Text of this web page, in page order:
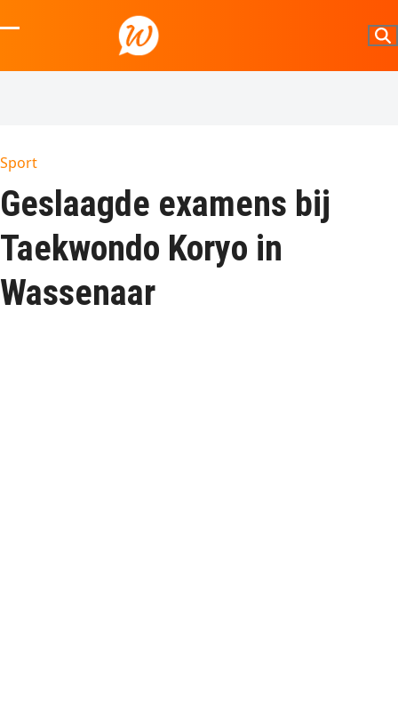
to
mobile
mobile
Sport
Geslaagde examens bij
Taekwondo Koryo in
Wassenaar